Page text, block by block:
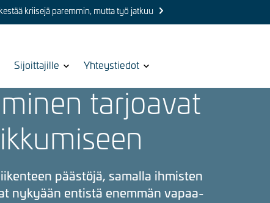
kriisejä paremmin, mutta työ jatkuu
Show
for
Sijoittajille
Show
for
Yhteystiedot
tarjoavat
päästöjä, samalla ihmisten
nykyään entistä enemmän vapaa-